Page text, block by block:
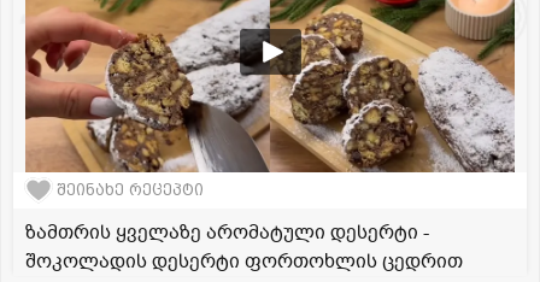
შეინახე რეცეპტი
ზამთრის ყველაზე არომატული დესერტი -
შოკოლადის დესერტი ფორთოხლის ცედრით